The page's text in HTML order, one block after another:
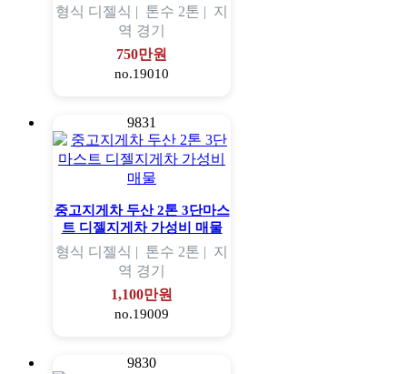
형식 디젤식 | 톤수 2톤 | 지
역 경기
750만원
no.19010
9831
중고지게차 두산 2톤 3단마스
트 디젤지게차 가성비 매물
형식 디젤식 | 톤수 2톤 | 지
역 경기
1,100만원
no.19009
9830